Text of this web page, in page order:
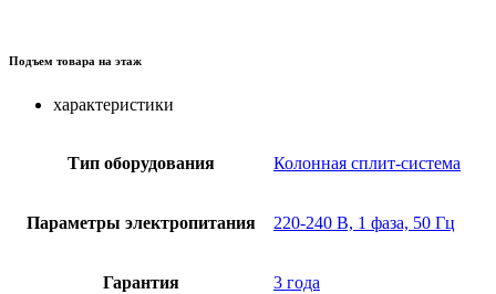
Подъем товара на этаж
характеристики
Тип оборудования Колонная сплит-система
Параметры электропитания 220-240 В, 1 фаза, 50 Гц
Гарантия 3 года